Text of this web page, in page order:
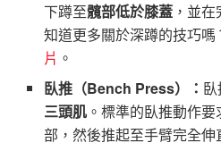
下蹲至髖部低於膝蓋 ，並
知道更多關於深蹲的技巧嗎
片 。
臥推（Bench Press）：
三頭肌 。標準的臥推動作
部，然後推起至手臂完全伸